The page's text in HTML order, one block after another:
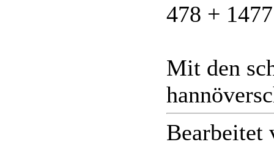
478 +
Mit den
Bearbeitet